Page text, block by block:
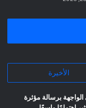
الأخيرة
برسالة مؤثرة